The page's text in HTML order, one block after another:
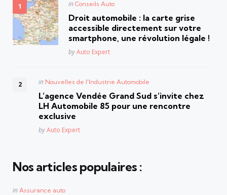
Posted
in Conseils Auto
Droit automobile : la carte grise
accessible directement sur votre
smartphone, une révolution légale !
Posted
byAuto Expert
Posted
in Nouvelles de l'Industrie Automobile
L’agence Vendée Grand Sud s’invite chez
LH Automobile 85 pour une rencontre
exclusive
Posted
byAuto Expert
Nos articles populaires :
Posted
in Assurance auto